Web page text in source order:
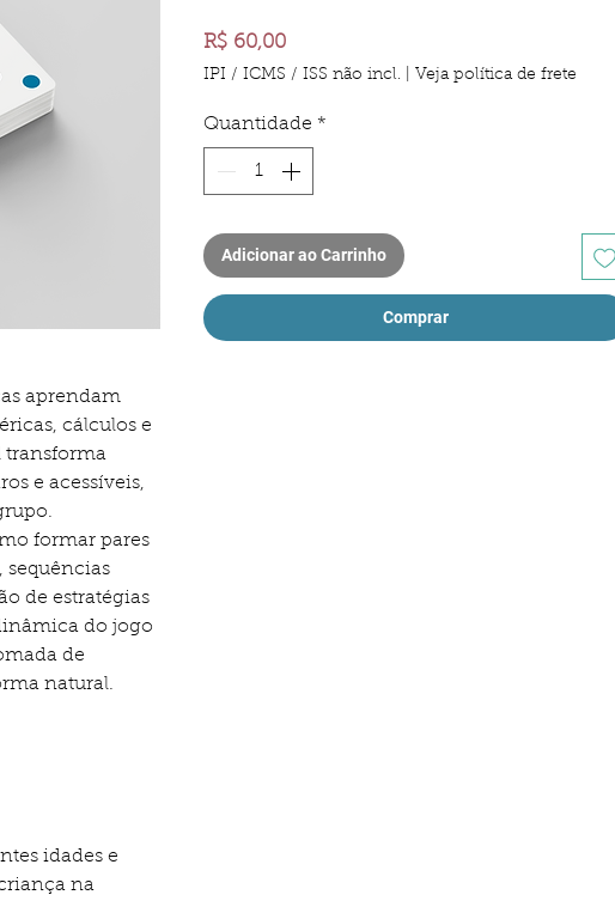
aprendam
cálculos e
transforma
e acessíveis,
formar pares
sequências
de estratégias
do jogo
de
natural.
idades e
na
R$ 60,00Preço
IPI / ICMS / ISS não incl. Veja política de frete
Quantidade *
Adicionar ao Carrinho
Comprar